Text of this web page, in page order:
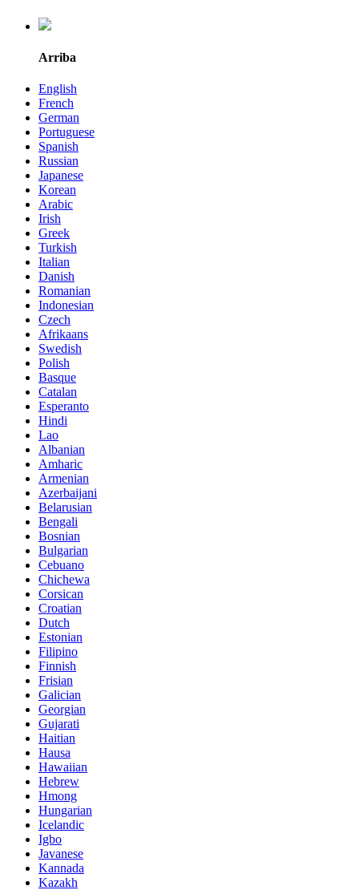
Arriba
English
French
German
Portuguese
Spanish
Russian
Japanese
Korean
Arabic
Irish
Greek
Turkish
Italian
Danish
Romanian
Indonesian
Czech
Afrikaans
Swedish
Polish
Basque
Catalan
Esperanto
Hindi
Lao
Albanian
Amharic
Armenian
Azerbaijani
Belarusian
Bengali
Bosnian
Bulgarian
Cebuano
Chichewa
Corsican
Croatian
Dutch
Estonian
Filipino
Finnish
Frisian
Galician
Georgian
Gujarati
Haitian
Hausa
Hawaiian
Hebrew
Hmong
Hungarian
Icelandic
Igbo
Javanese
Kannada
Kazakh